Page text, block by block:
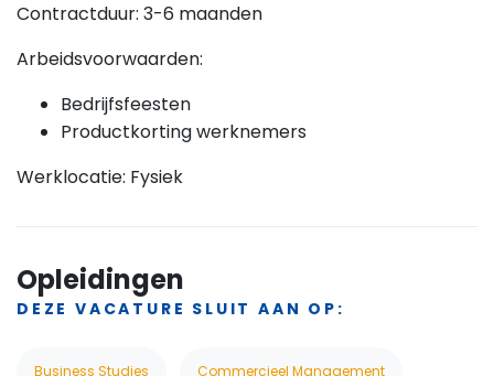
Contractduur: 3-6 maanden
Arbeidsvoorwaarden:
Bedrijfsfeesten
Productkorting werknemers
Werklocatie: Fysiek
Opleidingen
DEZE VACATURE SLUIT AAN OP:
Business Studies Commercieel Management